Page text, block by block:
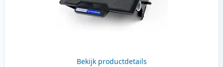
Bekijk productdetails